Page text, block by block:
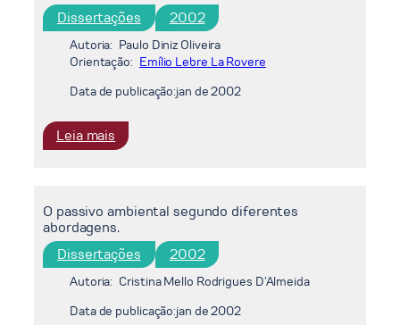
associada
ao
funcionamento
estações
de
tratamento
de
O
caso
do
Programa
Despoluição
Dissertações 2002
Autoria: Paulo Diniz Oliveira
Orientação: Emílio Lebre La Rovere
Data de publicação:jan de 2002
Leia mais
O
de
gestão
dos
recursos
hídricos:
O
O passivo ambiental segundo diferentes
abordagens.
Dissertações 2002
Autoria: Cristina Mello Rodrigues D’Almeida
Data de publicação:jan de 2002